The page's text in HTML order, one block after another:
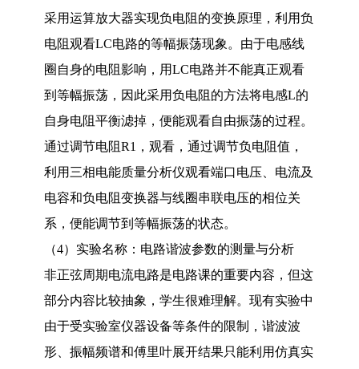
采用运算放大器实现负电阻的变换原理，利用负
电阻观看LC电路的等幅振荡现象。由于电感线
圈自身的电阻影响，用LC电路并不能真正观看
到等幅振荡，因此采用负电阻的方法将电感L的
自身电阻平衡滤掉，便能观看自由振荡的过程。
通过调节电阻R1 ，观看，通过调节负电阻值，
利用三相电能质量分析仪观看端口电压、电流及
电容和负电阻变换器与线圈串联电压的相位关
系，便能调节到等幅振荡的状态。
（4）实验名称：电路谐波参数的测量与分析
非正弦周期电流电路是电路课的重要内容，但这
部分内容比较抽象，学生很难理解。现有实验中
由于受实验室仪器设备等条件的限制，谐波波
形、振幅频谱和傅里叶展开结果只能利用仿真实